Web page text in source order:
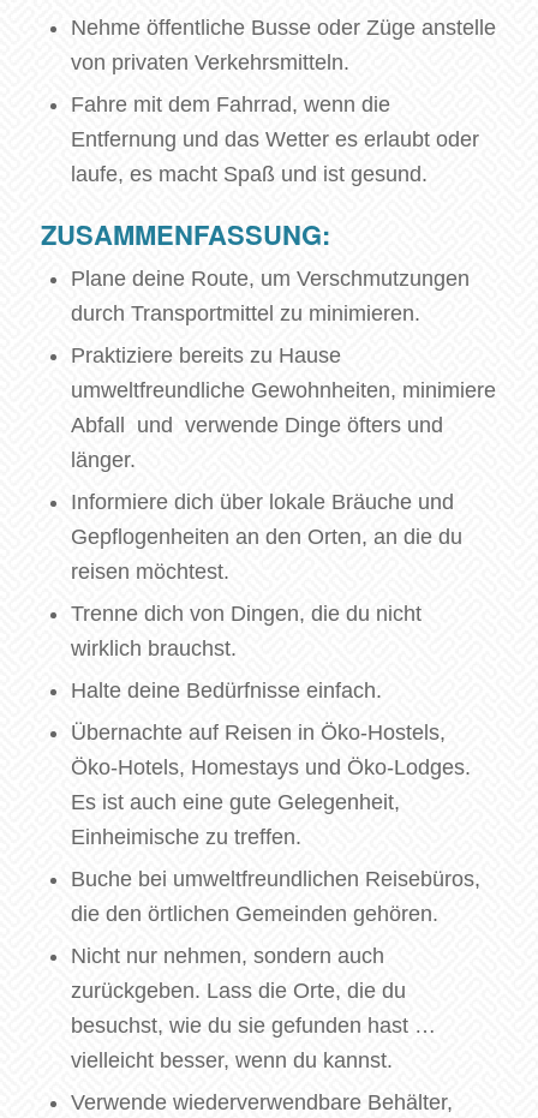
Nehme öffentliche Busse oder Züge anstelle
von privaten Verkehrsmitteln.
Fahre mit dem Fahrrad, wenn die
Entfernung und das Wetter es erlaubt oder
laufe, es macht Spaß und ist gesund.
ZUSAMMENFASSUNG:
Plane deine Route, um Verschmutzungen
durch Transportmittel zu minimieren.
Praktiziere bereits zu Hause
umweltfreundliche Gewohnheiten, minimiere
Abfall und verwende Dinge öfters und
länger.
Informiere dich über lokale Bräuche und
Gepflogenheiten an den Orten, an die du
reisen möchtest.
Trenne dich von Dingen, die du nicht
wirklich brauchst.
Halte deine Bedürfnisse einfach.
Übernachte auf Reisen in Öko-Hostels,
Öko-Hotels, Homestays und Öko-Lodges.
Es ist auch eine gute Gelegenheit,
Einheimische zu treffen.
Buche bei umweltfreundlichen Reisebüros,
die den örtlichen Gemeinden gehören.
Nicht nur nehmen, sondern auch
zurückgeben. Lass die Orte, die du
besuchst, wie du sie gefunden hast …
vielleicht besser, wenn du kannst.
Verwende wiederverwendbare Behälter,